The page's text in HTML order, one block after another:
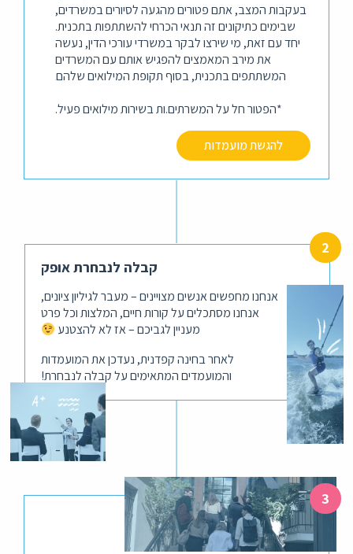
בעקבות המצב, אתם פטורים מהגעה לסיורים במשרדים,
שבימים כתיקונים זה תנאי הכרחי להשתתפות בתכנית.
יחד עם זאת, מי שירצו לבקר במשרדי עורכי הדין, נעשה
את מירב המאמצים להפגיש אותם עם המשרדים
המשתתפים בתכנית, בסוף תקופת המילואים שלהם
*הפטור חל על המשרתים.ות בשירות מילואים פעיל.
להגשת מועמדות
קבלה לנבחרת אופק
אנחנו מחפשים אנשים מצויינים – מעבר לגיליון ציונים,
אנחנו מסתכלים על קורות חיים, המלצות וכל פרט
מעניין לגביכם – אז לא להצטנע
לאחר בחינה קפדנית, נעדכן את המועמדות
והמועמדים המתאימים על קבלה לנבחרת!